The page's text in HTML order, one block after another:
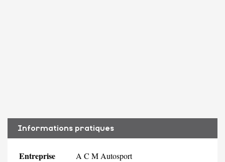
Informations pratiques
Entreprise A C M Autosport